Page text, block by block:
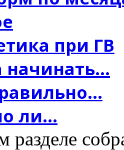
при ГВ
начинать...
ли...
разделе